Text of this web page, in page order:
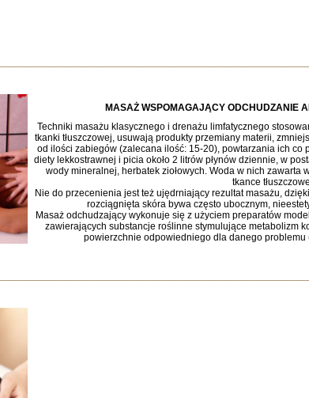
MASAŻ WSPOMAGAJĄCY ODCHUDZANIE
Techniki masażu klasycznego i drenażu limfatycznego
tkanki tłuszczowej, usuwają produkty przemiany materii,
od ilości zabiegów (zalecana ilość: 15-20), powtarzania ich
diety lekkostrawnej i picia około 2 litrów płynów dziennie, w
wody mineralnej, herbatek ziołowych. Woda w nich
tkance
Nie do przecenienia jest też ujędrniający rezultat masażu,
rozciągnięta skóra bywa często ubocznym,
Masaż odchudzający wykonuje się z użyciem preparatów
zawierających substancje roślinne stymulujące metabolizm
powierzchnie odpowiedniego dla danego problemu